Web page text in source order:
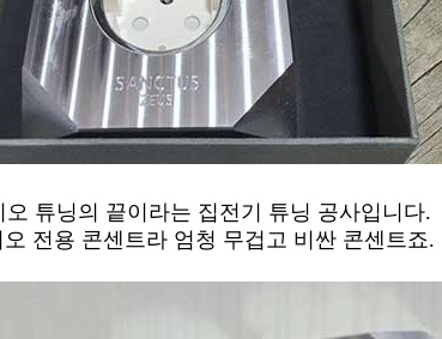
오 튜닝의 끝이라는 집전기 튜닝 공사입니다.
전용 콘센트라 엄청 무겁고 비싼 콘센트죠.